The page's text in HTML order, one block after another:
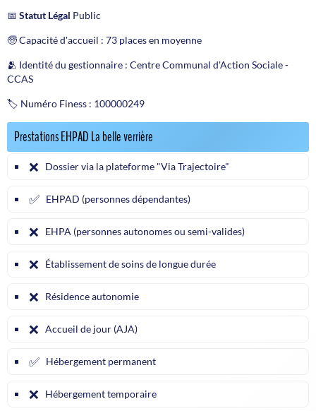
📅 Statut Légal Public
🧓 Capacité d'accueil : 73 places en moyenne
🫂 Identité du gestionnaire : Centre Communal d'Action Sociale -
CCAS
🏷️ Numéro Finess : 100000249
Prestations EHPAD La belle verrière
❌ Dossier via la plateforme "Via Trajectoire"
✅ EHPAD (personnes dépendantes)
❌ EHPA (personnes autonomes ou semi-valides)
❌ Établissement de soins de longue durée
❌ Résidence autonomie
❌ Accueil de jour (AJA)
✅ Hébergement permanent
❌ Hébergement temporaire